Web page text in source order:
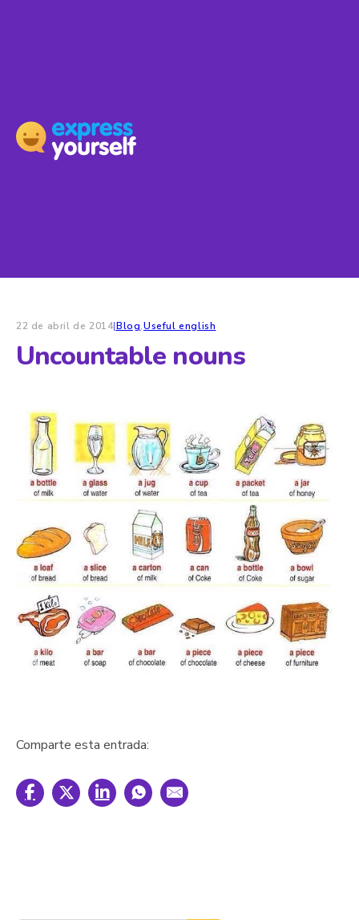
22 de abril de 2014|Blog,Useful english
Uncountable nouns
Comparte esta entrada: